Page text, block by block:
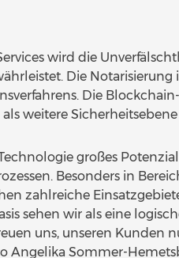
wird die
Die
Die
weitere Sicherheitsebene
großes
Besonders in
zahlreiche
sehen wir als eine
uns, unseren Kunden
Angelika Sommer-